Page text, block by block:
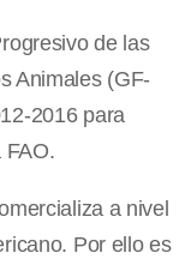
de las
Animales (GF-
2016 para
FAO.
a nivel
Por ello es